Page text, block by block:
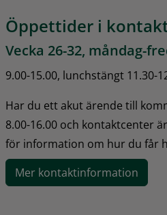
Öppettider i
Vecka 26-32, måndag-
9.00-15.00, lunchstängt 11.30-
Har du ett akut ärende till
8.00-16.00 och kontaktcenter
för information om hur du får
Mer kontaktinformation